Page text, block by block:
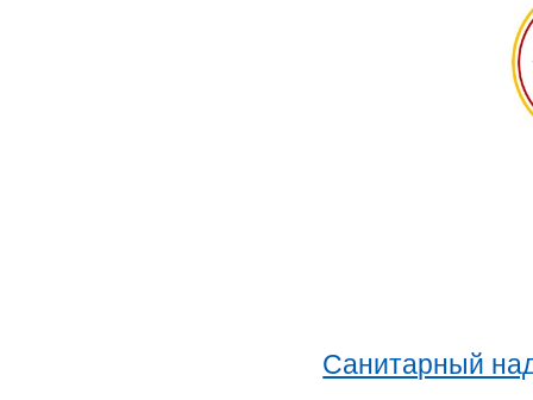
Санитарный